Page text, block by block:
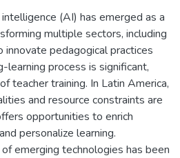
(AI) has emerged as a
multiple sectors, including
pedagogical practices
learning process is significant,
teacher training. In Latin America,
and resource constraints are
opportunities to enrich
personalize learning.
emerging technologies has been